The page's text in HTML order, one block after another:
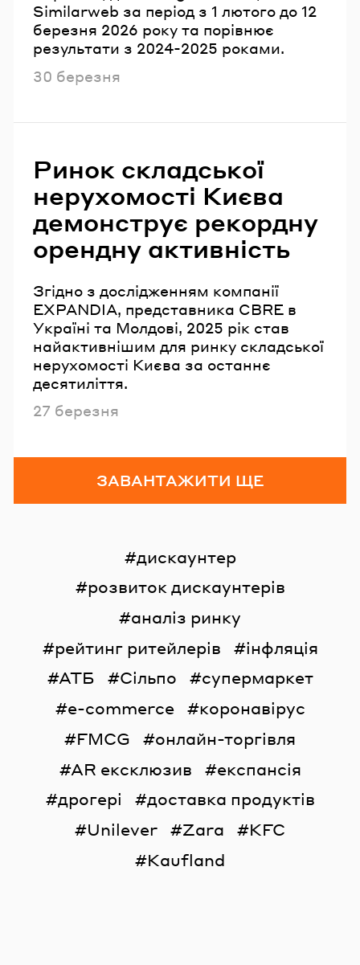
Similarweb за період з 1 лютого до 12
березня 2026 року та порівнює
результати з 2024-2025 роками.
Опубліковано
30 березня
Ринок складської
нерухомості Києва
демонструє рекордну
орендну активність
Згідно з дослідженням компанії
EXPANDIA, представника CBRE в
Україні та Молдові, 2025 рік став
найактивнішим для ринку складської
нерухомості Києва за останнє
десятиліття.
Опубліковано
27 березня
ЗАВАНТАЖИТИ ЩЕ
дискаунтер
розвиток дискаунтерів
аналіз ринку
рейтинг ритейлерів
інфляція
АТБ
Сільпо
супермаркет
e-commerce
коронавірус
FMCG
онлайн-торгівля
AR ексклюзив
експансія
дрогері
доставка продуктів
Unilever
Zara
KFC
Kaufland